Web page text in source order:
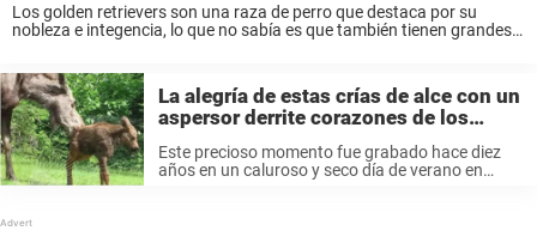
Los golden retrievers son una raza de perro que destaca por su
nobleza e integencia, lo que no sabía es que también tienen grandes
La alegría de estas crías de alce con un
aspersor derrite corazones de los
Este precioso momento fue grabado hace diez
años en un caluroso y seco día de verano en